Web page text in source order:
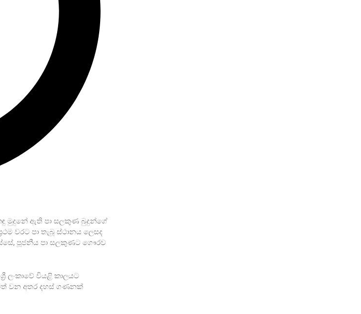
මුදුනේ ඇති පා සලකුණ බුදුන්ගේ
වරට පා තැබූ ස්ථානය ලෙසද
පූජනීය පා සලකුණට ගෞරව
ලංකාවේ වියළි කාලයට
වන අතර දහස් ගණනක්